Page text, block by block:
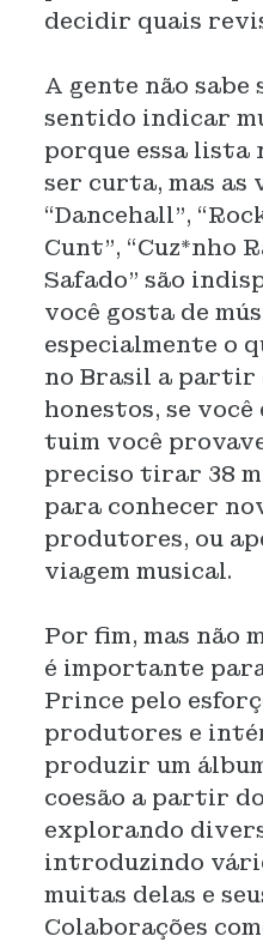
decidir quais
A gente não sabe
sentido indicar
porque essa lista
ser curta, mas as
“Dancehall”,
Cunt”, “Cuz*nho
Safado” são
você gosta de
especialmente o
no Brasil a partir
honestos, se
tuim você
preciso tirar 38
para conhecer
produtores, ou
viagem musical.
Por fim, mas não
é importante
Prince pelo
produtores e
produzir um
coesão a partir
explorando
introduzindo
muitas delas e
Colaborações